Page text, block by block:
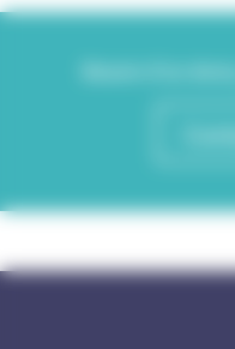
Besoin d'un